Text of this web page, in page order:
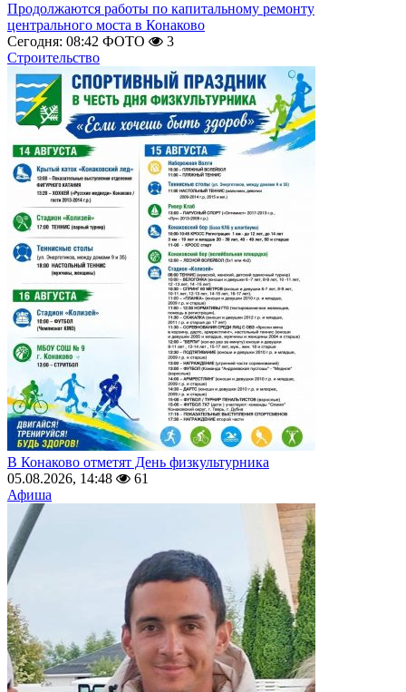
Продолжаются работы по капитальному ремонту
центрального моста в Конаково
Сегодня: 08:42 ФОТО
3
Строительство
В Конаково отметят День физкультурника
05.08.2026, 14:48
61
Афиша